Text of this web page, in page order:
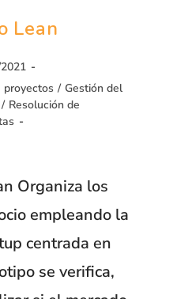
Lean
proyectos / Gestión del
/ Resolución de
Organiza los
empleando la
centrada en
se verifica,